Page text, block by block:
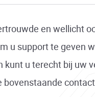
en wellicht
u support te geven
kunt u terecht bij uw
bovenstaande